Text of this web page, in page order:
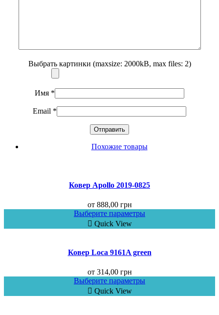
Выбрать картинки (maxsize: 2000kB, max files: 2)
Имя *
Email *
Похожие товары
Ковер Аpollo 2019-0825
от 888,00 грн
Выберите параметры
Quick View
Ковер Loca 9161A green
от 314,00 грн
Выберите параметры
Quick View